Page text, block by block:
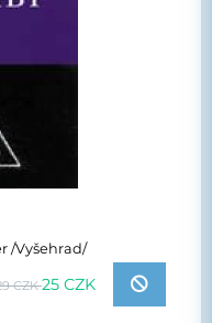
/Vyšehrad/
CZK25 CZK